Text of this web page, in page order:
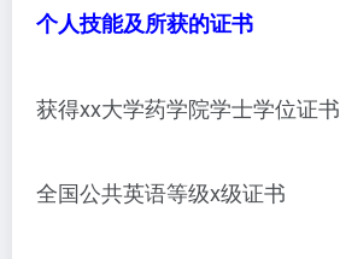
个人技能及所获的证书
获得xx大学药学院学士学位证书
全国公共英语等级x级证书